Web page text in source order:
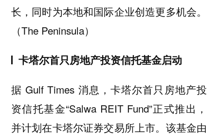
长，同时为本地和国际企业创造更多机会。
（The Peninsula）
卡塔尔首只房地产投资信托基金启动
据 Gulf Times 消息，卡塔尔首只房地产投
资信托基金“Salwa REIT Fund”正式推出，
并计划在卡塔尔证券交易所上市。该基金由